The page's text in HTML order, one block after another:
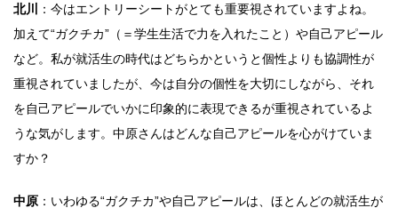
北川
：今はエントリーシートがとても重要視されていますよね。
加えて“ガクチカ”（＝学生生活で力を入れたこと）や自己アピール
など。私が就活生の時代はどちらかというと個性よりも協調性が
重視されていましたが、今は自分の個性を大切にしながら、それ
を自己アピールでいかに印象的に表現できるが重視されているよ
うな気がします。中原さんはどんな自己アピールを心がけていま
すか？
中原 ：いわゆる“ガクチカ”や自己アピールは、ほとんどの就活生が